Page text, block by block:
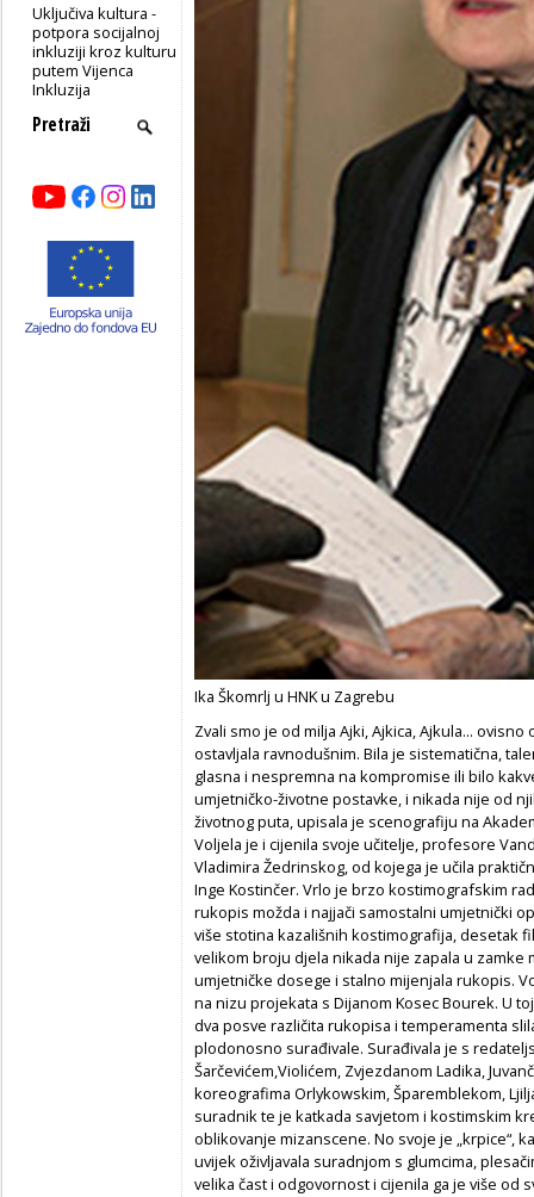
Uključiva kultura -
potpora socijalnoj
inkluziji kroz kulturu
putem Vijenca
Inkluzija
Ika Škomrlj u HNK u Zagrebu
Zvali smo je od milja Ajki, Ajkica, Ajkula...
ostavljala ravnodušnim. Bila je sistematična,
glasna i nespremna na kompromise ili bilo
umjetničko-životne postavke, i nikada nije od
životnog puta, upisala je scenografiju na
Voljela je i cijenila svoje učitelje, profesore
Vladimira Žedrinskog, od kojega je učila
Inge Kostinčer. Vrlo je brzo kostimografskim
rukopis možda i najjači samostalni umjetnički
više stotina kazališnih kostimografija, desetak
velikom broju djela nikada nije zapala u
umjetničke dosege i stalno mijenjala rukopis.
na nizu projekata s Dijanom Kosec Bourek. U
dva posve različita rukopisa i temperamenta
plodonosno surađivale. Surađivala je s
Šarčevićem,Violićem, Zvjezdanom Ladika,
koreografima Orlykowskim, Šparemblekom,
suradnik te je katkada savjetom i kostimskim
oblikovanje mizanscene. No svoje je „krpice“,
uvijek oživljavala suradnjom s glumcima,
velika čast i odgovornost i cijenila ga je više od